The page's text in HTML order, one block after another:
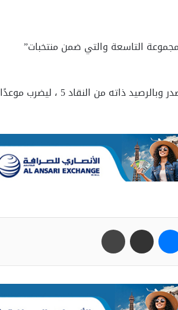
التاسعة والتي ضمن منتخبات”
وضمن المنتخب المصري التأهل خلف منتخب بلجيكا المتصدر وبالرصيد ذاته من النقاد 5 ، ليضرب موعدًا
ماسنجر مشاركة عبر البريد